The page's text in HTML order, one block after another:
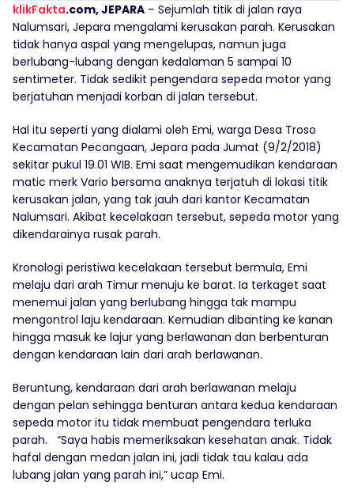
klikFakta.com, JEPARA – Sejumlah titik di jalan raya
Nalumsari, Jepara mengalami kerusakan parah. Kerusakan
tidak hanya aspal yang mengelupas, namun juga
berlubang-lubang dengan kedalaman 5 sampai 10
sentimeter. Tidak sedikit pengendara sepeda motor yang
berjatuhan menjadi korban di jalan tersebut.
Hal itu seperti yang dialami oleh Emi, warga Desa Troso
Kecamatan Pecangaan, Jepara pada Jumat (9/2/2018)
sekitar pukul 19.01 WIB. Emi saat mengemudikan kendaraan
matic merk Vario bersama anaknya terjatuh di lokasi titik
kerusakan jalan, yang tak jauh dari kantor Kecamatan
Nalumsari. Akibat kecelakaan tersebut, sepeda motor yang
dikendarainya rusak parah.
Kronologi peristiwa kecelakaan tersebut bermula, Emi
melaju dari arah Timur menuju ke barat. Ia terkaget saat
menemui jalan yang berlubang hingga tak mampu
mengontrol laju kendaraan. Kemudian dibanting ke kanan
hingga masuk ke lajur yang berlawanan dan berbenturan
dengan kendaraan lain dari arah berlawanan.
Beruntung, kendaraan dari arah berlawanan melaju
dengan pelan sehingga benturan antara kedua kendaraan
sepeda motor itu tidak membuat pengendara terluka
parah. “Saya habis memeriksakan kesehatan anak. Tidak
hafal dengan medan jalan ini, jadi tidak tau kalau ada
lubang jalan yang parah ini,” ucap Emi.